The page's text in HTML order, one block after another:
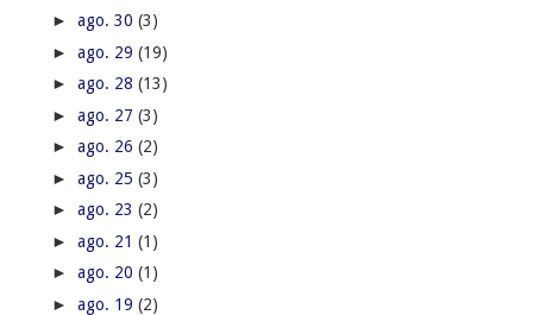
► ago. 30 (3)
► ago. 29 (19)
► ago. 28 (13)
► ago. 27 (3)
► ago. 26 (2)
► ago. 25 (3)
► ago. 23 (2)
► ago. 21 (1)
► ago. 20 (1)
► ago. 19 (2)